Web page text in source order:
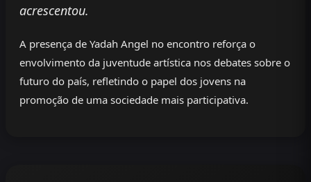
acrescentou.
A presença de Yadah Angel no encontro reforça o
envolvimento da juventude artística nos debates sobre o
futuro do país, refletindo o papel dos jovens na
promoção de uma sociedade mais participativa.